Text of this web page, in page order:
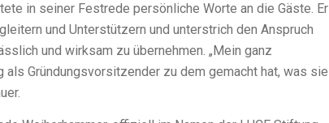
in seiner Festrede persönliche Worte an die Gäste. Er
und Unterstützern und unterstrich den Anspruch
und wirksam zu übernehmen. „Mein ganz
als Gründungsvorsitzender zu dem gemacht hat, was sie